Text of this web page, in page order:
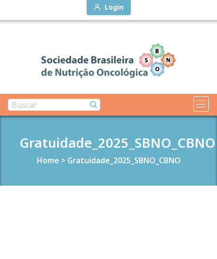
Login
Gratuidade_2025_SBNO_CBNO
Home > Gratuidade_2025_SBNO_CBNO